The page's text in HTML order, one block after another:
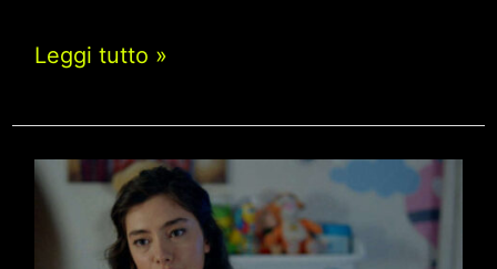
Endless
cambio
palinsesto
martedì
Leggi tutto »